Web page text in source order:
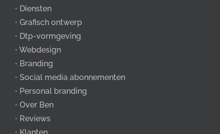
• Diensten
• Grafisch ontwerp
• Dtp-vormgeving
• Webdesign
• Branding
• Social media abonnementen
• Personal branding
• Over Ben
• Reviews